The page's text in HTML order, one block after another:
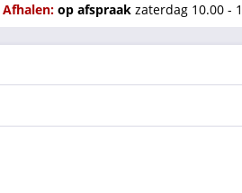
Afhalen: op afspraak zaterdag 10.00 -